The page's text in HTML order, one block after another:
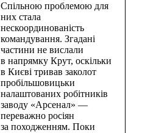
Спільною проблемою для
них стала
нескоординованість
командування. Згадані
частини не вислали
в напрямку Крут, оскільки
в Києві тривав заколот
пробільшовицьки
налаштованих робітників
заводу «Арсенал» —
переважно росіян
за походженням. Поки